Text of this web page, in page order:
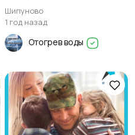
Шипуново
1 год назад
Отогрев воды